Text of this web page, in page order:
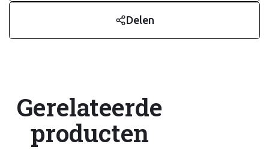
Delen
Gerelateerde
producten